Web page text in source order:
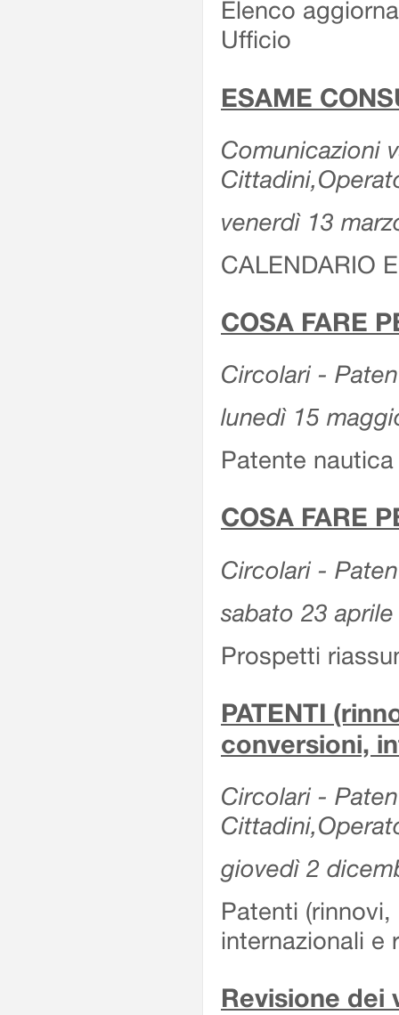
Elenco
Ufficio
ESAME
Comunicazioni
venerdì 13
CALENDARIO
COSA FARE
Circolari -
lunedì 15
Patente
COSA FARE
Circolari -
sabato 23
Prospetti
PATENTI
conversioni,
Circolari -
giovedì 2
Patenti
internazionali e
Revisione dei